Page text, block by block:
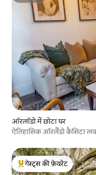
ऑरलॉडो में छोटा घर
ऐतिहासिक ऑरलैंडो कैसिटा
गेस्ट्स का टॉप फ़ेवरेट
गेस्ट्स की फ़ेवरेट